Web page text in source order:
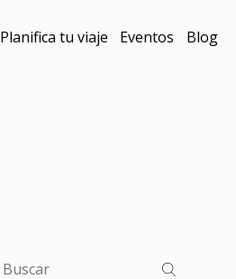
Planifica tu viaje Eventos Blog